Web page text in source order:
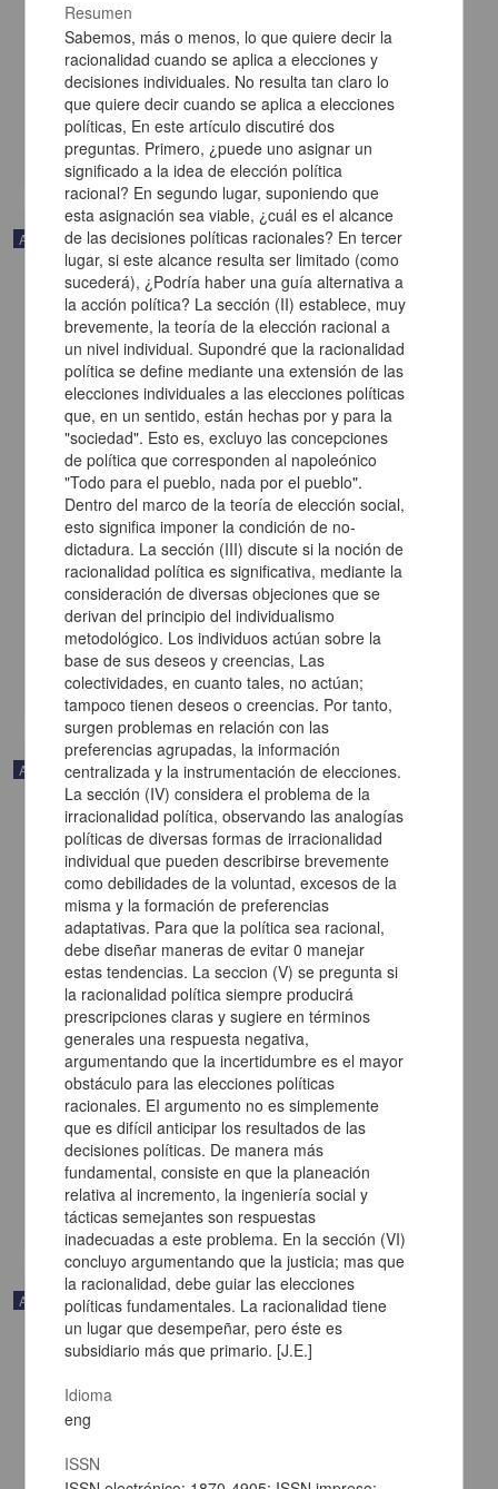
Volumen 18: nueva literatura en náhuatl y riqueza de los antiguos
textos
León Portilla, Miguel - Instituto de Investigaciones Históricas, UNAM
Artes y Humanidades
Artículo
Una hermosa mata de maíz y otros poemas
Ramírez C., Alfredo; Valiñas C., Leopoldo - Instituto de
Investigaciones Históricas, UNAM
2022-10-13
Artes y Humanidades
Artículo
La víspera del día de muertos
Silva Galeana, Librado - Instituto de Investigaciones Históricas,
UNAM
2022-10-13
Artes y Humanidades
Artículo
Resumen
Sabemos, más o menos, lo que quiere decir la
racionalidad cuando se aplica a elecciones y
decisiones individuales. No resulta tan claro lo
que quiere decir cuando se aplica a elecciones
políticas, En este artículo discutiré dos
preguntas. Primero, ¿puede uno asignar un
significado a la idea de elección política
racional? En segundo lugar, suponiendo que
esta asignación sea viable, ¿cuál es el alcance
de las decisiones políticas racionales? En tercer
lugar, si este alcance resulta ser limitado (como
sucederá), ¿Podría haber una guía alternativa a
la acción política? La sección (II) establece, muy
brevemente, la teoría de la elección racional a
un nivel individual. Supondré que la racionalidad
política se define mediante una extensión de las
elecciones individuales a las elecciones políticas
que, en un sentido, están hechas por y para la
"sociedad". Esto es, excluyo las concepciones
de política que corresponden al napoleónico
"Todo para el pueblo, nada por el pueblo".
Dentro del marco de la teoría de elección social,
esto significa imponer la condición de no-
dictadura. La sección (III) discute si la noción de
racionalidad política es significativa, mediante la
consideración de diversas objeciones que se
derivan del principio del individualismo
metodológico. Los individuos actúan sobre la
base de sus deseos y creencias, Las
colectividades, en cuanto tales, no actúan;
tampoco tienen deseos o creencias. Por tanto,
surgen problemas en relación con las
preferencias agrupadas, la información
centralizada y la instrumentación de elecciones.
La sección (IV) considera el problema de la
irracionalidad política, observando las analogías
políticas de diversas formas de irracionalidad
individual que pueden describirse brevemente
como debilidades de la voluntad, excesos de la
misma y la formación de preferencias
adaptativas. Para que la política sea racional,
debe diseñar maneras de evitar 0 manejar
estas tendencias. La seccion (V) se pregunta si
la racionalidad política siempre producirá
prescripciones claras y sugiere en términos
generales una respuesta negativa,
argumentando que la incertidumbre es el mayor
obstáculo para las elecciones políticas
racionales. EI argumento no es simplemente
que es difícil anticipar los resultados de las
decisiones políticas. De manera más
fundamental, consiste en que la planeación
relativa al incremento, la ingeniería social y
tácticas semejantes son respuestas
inadecuadas a este problema. En la sección (VI)
concluyo argumentando que la justicia; mas que
la racionalidad, debe guiar las elecciones
políticas fundamentales. La racionalidad tiene
un lugar que desempeñar, pero éste es
subsidiario más que primario. [J.E.]
Idioma
eng
ISSN